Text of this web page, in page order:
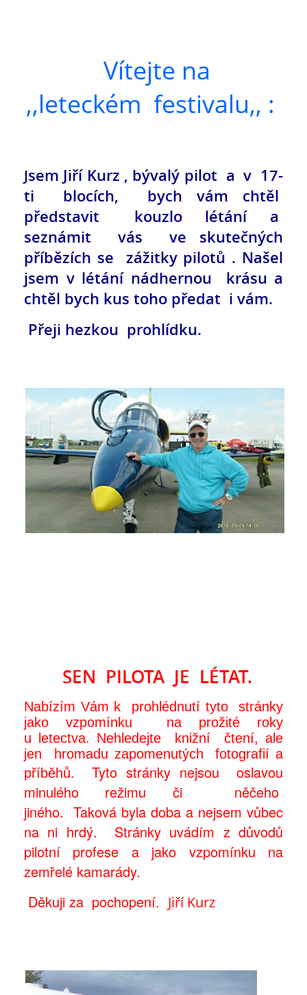
Vítejte na
,,leteckém festivalu,, :
Jsem Jiří Kurz , bývalý pilot a v 17-
ti blocích, bych vám chtěl
představit kouzlo létání a
seznámit vás ve skutečných
příbězích se zážitky pilotů . Našel
jsem v létání nádhernou krásu a
chtěl bych kus toho předat i vám.
Přeji hezkou prohlídku.
SEN PILOTA JE LÉTAT.
Nabízím Vám k prohlédnutí tyto stránky
jako vzpomínku na prožité roky
u letectva. Nehledejte knižní čtení, ale
jen hromadu zapomenutých fotografií a
příběhů.Tyto stránky nejsou oslavou
minulého režimu či něčeho
jiného. Taková byla doba a nejsem vůbec
na ni hrdý. Stránky uvádím z důvodů
pilotní profese a jako vzpomínku na
zemřelé kamarády.
Děkuji za pochopení. Jiří Kurz